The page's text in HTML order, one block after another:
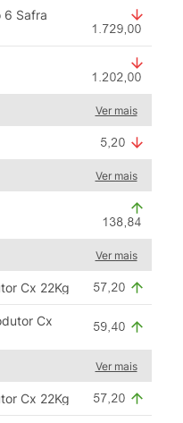
6 Safra
Ver mais
Ver mais
Ver mais
Cx 22Kg
Cx
Ver mais
Cx 22Kg